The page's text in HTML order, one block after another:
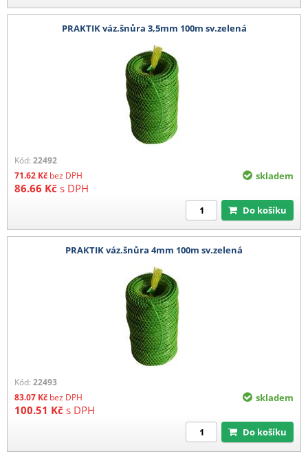
PRAKTIK váz.šnůra 3,5mm 100m sv.zelená
Kód: 22492
71.62 Kč bez DPH
86.66 Kč s DPH
skladem
Do košíku
PRAKTIK váz.šnůra 4mm 100m sv.zelená
Kód: 22493
83.07 Kč bez DPH
100.51 Kč s DPH
skladem
Do košíku